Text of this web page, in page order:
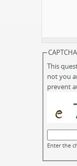
CAPTCHA
This
not you
prevent
Enter the